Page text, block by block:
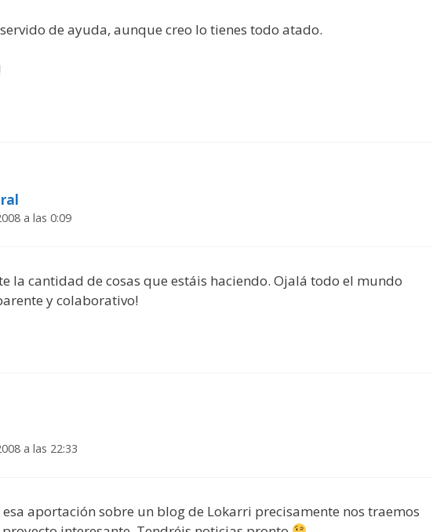
de ayuda, aunque creo lo tienes todo atado.
a las 0:09
la cantidad de cosas que estáis haciendo. Ojalá todo el mundo
y colaborativo!
a las 22:33
esa aportación sobre un blog de Lokarri precisamente nos traemos